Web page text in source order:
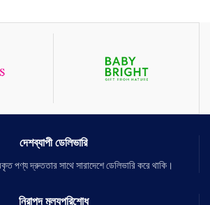
দেশব্যাপী ডেলিভারি
পণ্য দ্রুততার সাথে সারাদেশে ডেলিভারি করে থাকি।
নিরাপদ মূল্যপরিশোধ